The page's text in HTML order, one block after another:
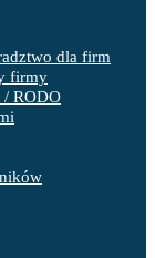
dla firm
firmy
/ RODO